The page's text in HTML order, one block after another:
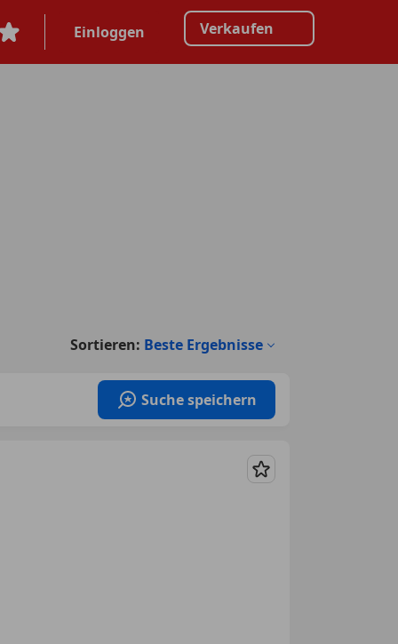
Einloggen Verkaufen
Sortieren: Beste Ergebnisse
Suche speichern
Merken